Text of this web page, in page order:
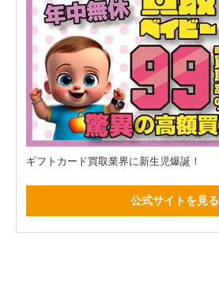
ギフトカード買取業界に新生児爆誕！
公式サイトを見る